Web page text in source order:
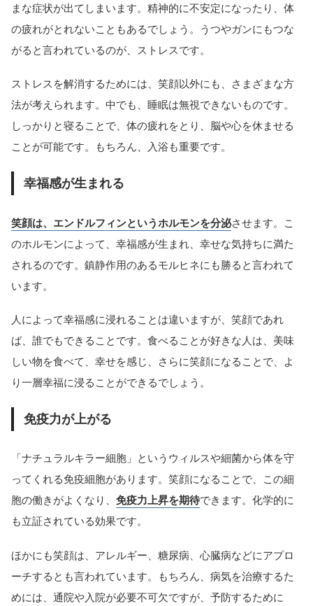
まな症状が出てしまいます。精神的に不安定になったり、体
の疲れがとれないこともあるでしょう。うつやガンにもつな
がると言われているのが、ストレスです。
ストレスを解消するためには、笑顔以外にも、さまざまな方
法が考えられます。中でも、睡眠は無視できないものです。
しっかりと寝ることで、体の疲れをとり、脳や心を休ませる
ことが可能です。もちろん、入浴も重要です。
幸福感が生まれる
笑顔は、エンドルフィンというホルモンを分泌させます。こ
のホルモンによって、幸福感が生まれ、幸せな気持ちに満た
されるのです。鎮静作用のあるモルヒネにも勝ると言われて
います。
人によって幸福感に浸れることは違いますが、笑顔であれ
ば、誰でもできることです。食べることが好きな人は、美味
しい物を食べて、幸せを感じ、さらに笑顔になることで、よ
り一層幸福に浸ることができるでしょう。
免疫力が上がる
「ナチュラルキラー細胞」というウィルスや細菌から体を守
ってくれる免疫細胞があります。笑顔になることで、この細
胞の働きがよくなり、 免疫力上昇を期待できます。化学的に
も立証されている効果です。
ほかにも笑顔は、アレルギー、糖尿病、心臓病などにアプロ
ーチするとも言われています。もちろん、病気を治療するた
めには、通院や入院が必要不可欠ですが、予防するために